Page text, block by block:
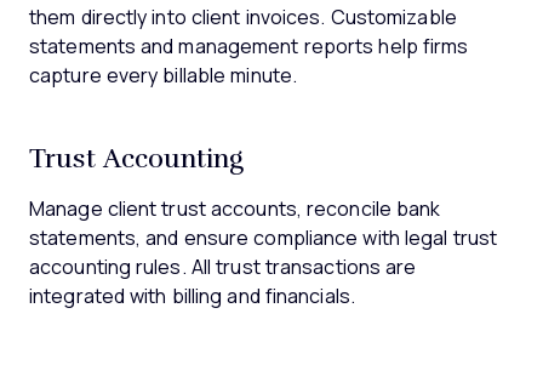
them directly into client invoices. Customizable
statements and management reports help firms
capture every billable minute.
Trust Accounting
Manage client trust accounts, reconcile bank
statements, and ensure compliance with legal trust
accounting rules. All trust transactions are
integrated with billing and financials.